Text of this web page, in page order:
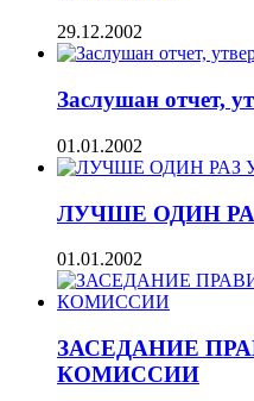
29.12.2002
Заслушан отчет,
01.01.2002
ЛУЧШЕ ОДИН
01.01.2002
ЗАСЕДАНИЕ
КОМИССИИ